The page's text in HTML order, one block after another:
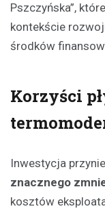
Pszczyńska”,
kontekście
środków
Korzyści
Inwestycja
znacznego
kosztów